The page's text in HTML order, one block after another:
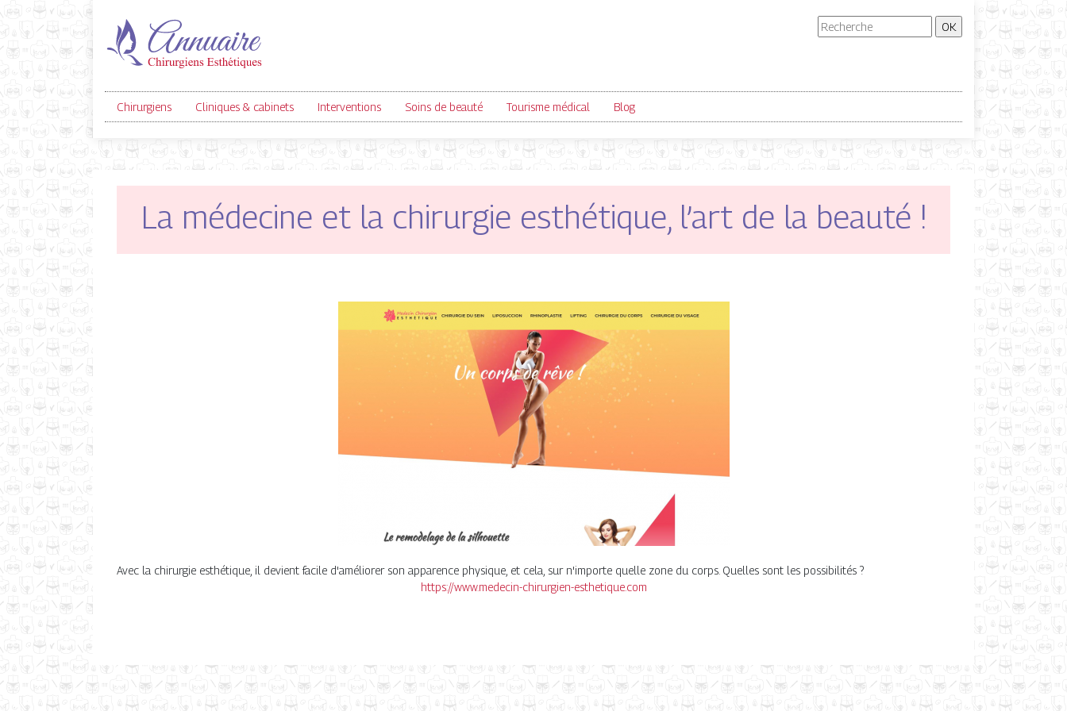
Chirurgiens Cliniques & cabinets Interventions Soins de beauté Tourisme médical Blog
La médecine et la chirurgie esthétique, l’art de la beauté !
Avec la chirurgie esthétique, il devient facile d'améliorer son apparence physique, et cela, sur n'importe quelle zone du corps. Quelles sont les possibilités ?
https://www.medecin-chirurgien-esthetique.com